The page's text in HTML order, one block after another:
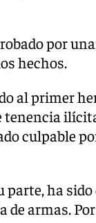
por
hechos.
al primer
tenencia
culpable
parte, ha
de armas.